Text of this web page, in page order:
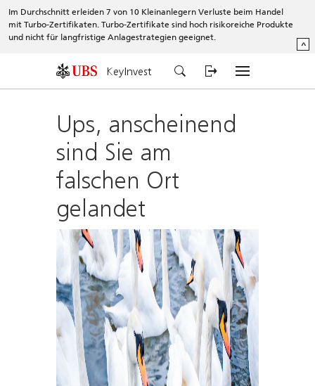
Im Durchschnitt erleiden 7 von 10 Kleinanlegern Verluste beim Handel
mit Turbo-Zertifikaten. Turbo-Zertifikate sind hoch risikoreiche Produkte
und nicht für langfristige Anlagestrategien geeignet.
^
KeyInvest
Ups, anscheinend
sind Sie am
falschen Ort
gelandet